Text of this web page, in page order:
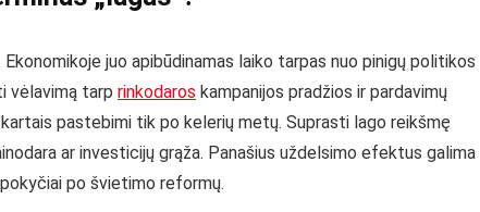
juo apibūdinamas laiko tarpas nuo pinigų politikos
vėlavimą tarp rinkodaros kampanijos pradžios ir pardavimų
pastebimi tik po kelerių metų. Suprasti lago reikšmę
ar investicijų grąža. Panašius uždelsimo efektus galima
po švietimo reformų.